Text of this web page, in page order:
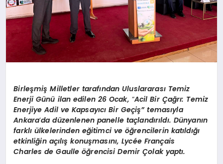
Birleşmiş Milletler tarafından Uluslararası Temiz
Enerji Günü ilan edilen 26 Ocak, “Acil Bir Çağrı: Temiz
Enerjiye Adil ve Kapsayıcı Bir Geçiş”temasıyla
Ankara’da düzenlenen panelle taçlandırıldı. Dünyanın
farklı ülkelerinden eğitimci ve öğrencilerin katıldığı
etkinliğin açılış konuşmasını, Lycée Français
Charles deGaulle öğrencisi Demir Çolak yaptı.